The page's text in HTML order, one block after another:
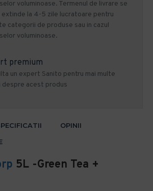
voluminoase. Termenul de livrare se
la 4-5 zile lucratoare pentru
categorii de produse sau in cazul
voluminoase.
premium
un expert Sanito pentru mai multe
despre acest produs
OPINII
5L -Green Tea +